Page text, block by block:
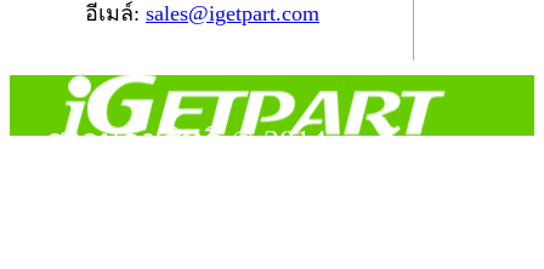
อีเมล์: sales@igetpart.com
สงวนลิขสิทธิ์ © 2014